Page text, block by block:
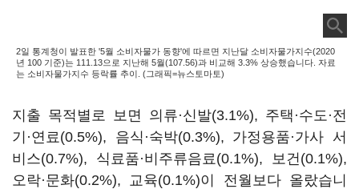
2일 통계청이 발표한 '5월 소비자물가 동향'에 따르면 지난달 소비자물가지수(2020
년 100 기준)는 111.13으로 지난해 5월(107.56)과 비교해 3.3% 상승했습니다. 자료
는 소비자물가지수 등락률 추이. (그래픽=뉴스토마토)
지출 목적별로 보면 의류·신발(3.1%), 주택·수도·전
기·연료(0.5%), 음식·숙박(0.3%), 가정용품·가사 서
비스(0.7%), 식료품·비주류음료(0.1%), 보건(0.1%),
오락·문화(0.2%), 교육(0.1%)이 전월보다 올랐습니